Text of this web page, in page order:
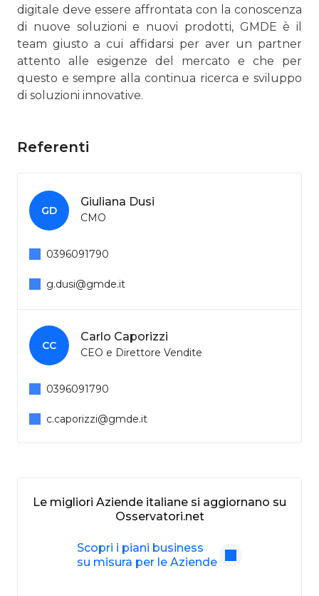
digitale deve essere affrontata con la conoscenza
di nuove soluzioni e nuovi prodotti, GMDE è il
team giusto a cui affidarsi per aver un partner
attento alle esigenze del mercato e che per
questo e sempre alla continua ricerca e sviluppo
di soluzioni innovative.
Referenti
GD
Giuliana Dusi
CMO
0396091790
g.dusi@gmde.it
CC
Carlo Caporizzi
CEO e Direttore Vendite
0396091790
c.caporizzi@gmde.it
Le migliori Aziende italiane si aggiornano su
Osservatori.net
Scopri i piani business
su misura per le Aziende